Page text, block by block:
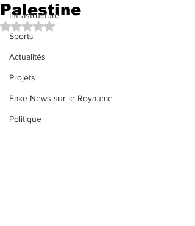
Infrastructure
Sports
Actualités
Projets
Fake News sur le Royaume
Politique
Palestine
Noté NaN étoiles sur 5.